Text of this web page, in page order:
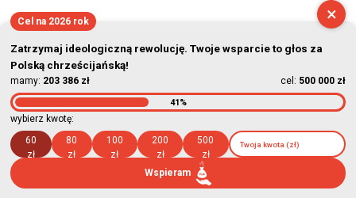
×
Cel na 2026 rok
Zatrzymaj ideologiczną rewolucję. Twoje wsparcie to głos za
Polską chrześcijańską!
mamy: 203 386 zł cel: 500 000 zł
41%
wybierz kwotę:
60
zł
80
zł
100
zł
200
zł
500
zł
Wspieram